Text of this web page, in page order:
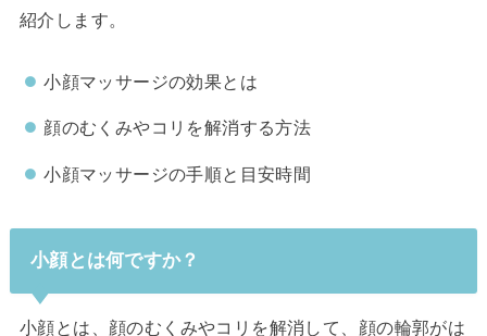
紹介します。
小顔マッサージの効果とは
顔のむくみやコリを解消する方法
小顔マッサージの手順と目安時間
小顔とは何ですか？
小顔とは、顔のむくみやコリを解消して、顔の輪郭がは